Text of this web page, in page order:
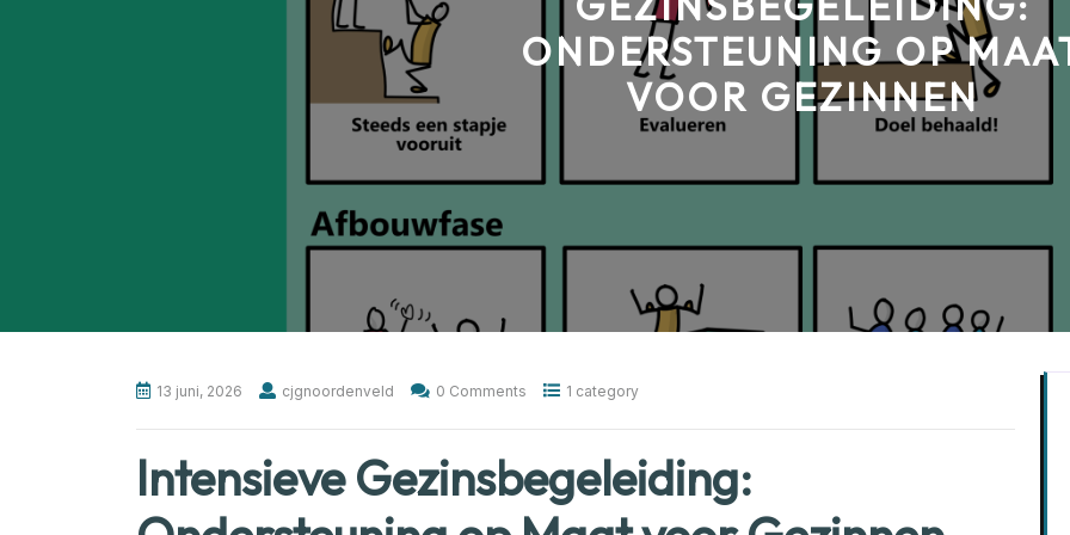
ONDERSTEUNING OP
VOOR GEZINNEN
13 juni, 2026 cjgnoordenveld 0 Comments 1 category
Intensieve Gezinsbegeleiding: